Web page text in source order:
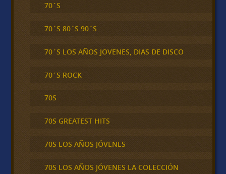
70´S
70´S 80´S 90´S
70´S LOS AÑOS JOVENES, DIAS DE DISCO
70´S ROCK
70S
70S GREATEST HITS
70S LOS AÑOS JÓVENES
70S LOS AÑOS JÓVENES LA COLECCIÓN